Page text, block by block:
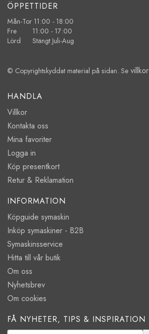
ÖPPETTIDER
Mån-Tor 11:00 - 18:00
Fre 11:00 - 17:00
Lörd Stängt Juli-Aug
© Copyrightskyddat material på sidan. Se villkor
HANDLA
Villkor
Kontakta oss
Mina favoriter
Logga in
Köp presentkort
Retur & Reklamation
INFORMATION
Köpguide symaskin
Inköp symaskiner - B2B
Symaskinsservice
Hitta till vår butik
Om oss
Nyhetsbrev
Om cookies
FÅ NYHETER, TIPS & INSPIRATION